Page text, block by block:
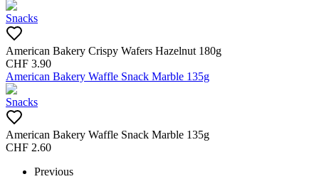
Snacks
American Bakery Crispy Wafers Hazelnut 180g
CHF 3.90
American Bakery Waffle Snack Marble 135g
Snacks
American Bakery Waffle Snack Marble 135g
CHF 2.60
Previous